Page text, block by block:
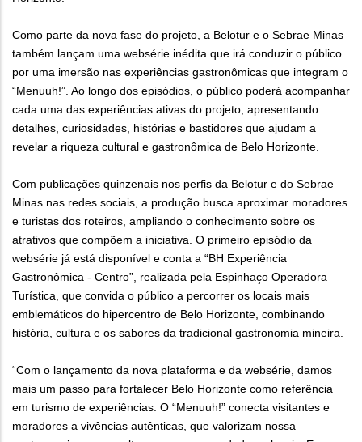
Como parte da nova fase do projeto, a Belotur e o Sebrae Minas
também lançam uma websérie inédita que irá conduzir o público
por uma imersão nas experiências gastronômicas que integram o
“Menuuh!”. Ao longo dos episódios, o público poderá acompanhar
cada uma das experiências ativas do projeto, apresentando
detalhes, curiosidades, histórias e bastidores que ajudam a
revelar a riqueza cultural e gastronômica de Belo Horizonte.
Com publicações quinzenais nos perfis da Belotur e do Sebrae
Minas nas redes sociais, a produção busca aproximar moradores
e turistas dos roteiros, ampliando o conhecimento sobre os
atrativos que compõem a iniciativa. O primeiro episódio da
websérie já está disponível e conta a “BH Experiência
Gastronômica - Centro”, realizada pela Espinhaço Operadora
Turística, que convida o público a percorrer os locais mais
emblemáticos do hipercentro de Belo Horizonte, combinando
história, cultura e os sabores da tradicional gastronomia mineira.
“Com o lançamento da nova plataforma e da websérie, damos
mais um passo para fortalecer Belo Horizonte como referência
em turismo de experiências. O “Menuuh!” conecta visitantes e
moradores a vivências autênticas, que valorizam nossa